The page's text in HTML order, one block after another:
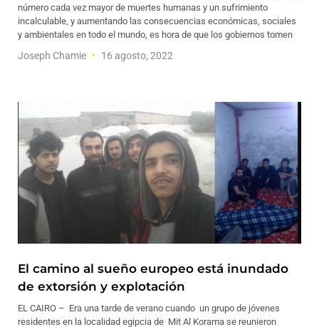
número cada vez mayor de muertes humanas y un sufrimiento
incalculable, y aumentando las consecuencias económicas, sociales
y ambientales en todo el mundo, es hora de que los gobiernos tomen
Joseph Chamie 16 agosto, 2022
El camino al sueño europeo está inundado
de extorsión y explotación
EL CAIRO – Era una tarde de verano cuando un grupo de jóvenes
residentes en la localidad egipcia de Mit Al Korama se reunieron